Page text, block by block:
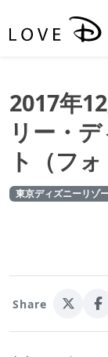
2017年
リー・
ト（フ
東京ディズニーリゾ
Share